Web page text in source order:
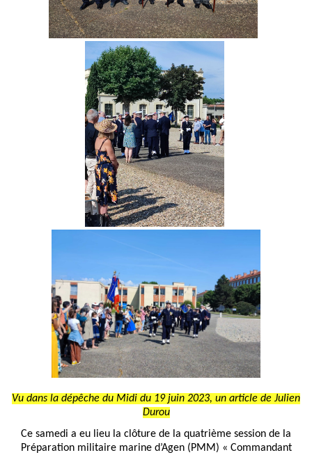
Vu dans la dépêche du Midi du 19 juin 2023, un article de Julien
Durou
Ce samedi a eu lieu la clôture de la quatrième session de la
Préparation militaire marine d’Agen (PMM) « Commandant